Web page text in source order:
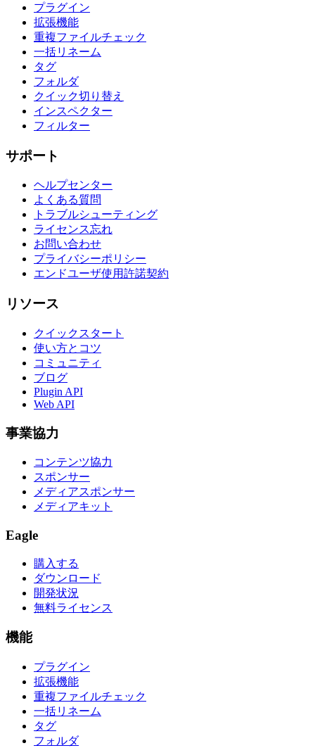
プラグイン
拡張機能
重複ファイルチェック
一括リネーム
タグ
フォルダ
クイック切り替え
インスペクター
フィルター
サポート
ヘルプセンター
よくある質問
トラブルシューティング
ライセンス忘れ
お問い合わせ
プライバシーポリシー
エンドユーザ使用許諾契約
リソース
クイックスタート
使い方とコツ
コミュニティ
ブログ
Plugin API
Web API
事業協力
コンテンツ協力
スポンサー
メディアスポンサー
メディアキット
Eagle
購入する
ダウンロード
開発状況
無料ライセンス
機能
プラグイン
拡張機能
重複ファイルチェック
一括リネーム
タグ
フォルダ